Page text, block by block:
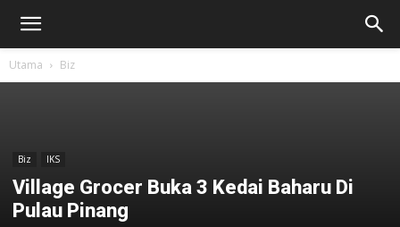
Utama Biz
Biz IKS
Village Grocer Buka 3 Kedai Baharu Di
Pulau Pinang